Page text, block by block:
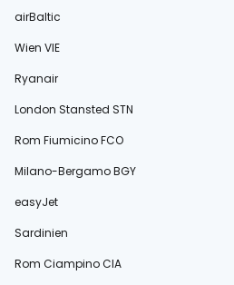
airBaltic
Wien VIE
Ryanair
London Stansted STN
Rom Fiumicino FCO
Milano-Bergamo BGY
easyJet
Sardinien
Rom Ciampino CIA